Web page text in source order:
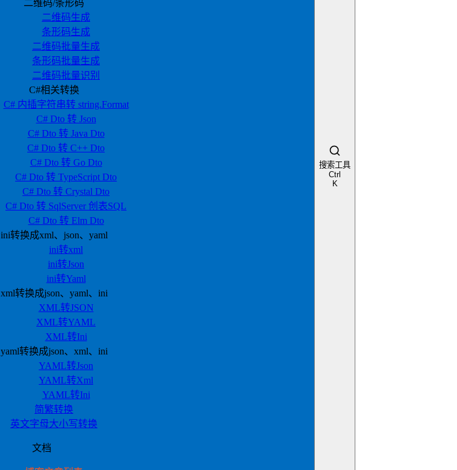
二维码/条形码
二维码生成
条形码生成
二维码批量生成
条形码批量生成
二维码批量识别
C#相关转换
C# 内插字符串转 string.Format
C# Dto 转 Json
C# Dto 转 Java Dto
C# Dto 转 C++ Dto
C# Dto 转 Go Dto
C# Dto 转 TypeScript Dto
C# Dto 转 Crystal Dto
C# Dto 转 SqlServer 创表SQL
C# Dto 转 Elm Dto
ini转换成xml、json、yaml
ini转xml
ini转Json
ini转Yaml
xml转换成json、yaml、ini
XML转JSON
XML转YAML
XML转Ini
yaml转换成json、xml、ini
YAML转Json
YAML转Xml
YAML转Ini
简繁转换
英文字母大小写转换
文档
搜索工具
Ctrl
K